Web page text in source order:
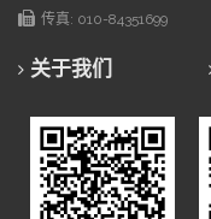
传真: 010-84351699
关于我们